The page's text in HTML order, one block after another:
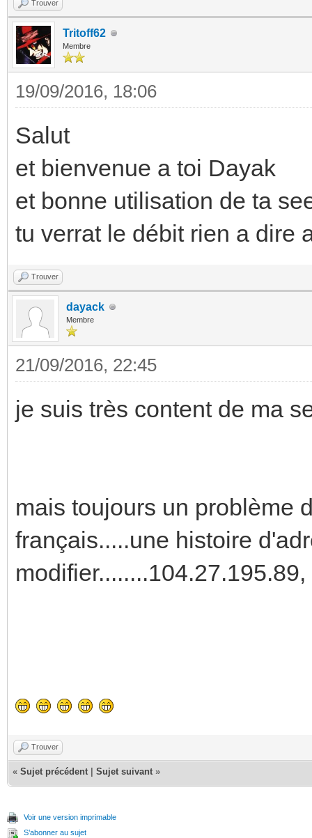
Trouver
Tritoff62
Membre
19/09/2016, 18:06
Salut
et bienvenue a toi Dayak
et bonne utilisation de ta
tu verrat le débit rien a dire
Trouver
dayack
Membre
21/09/2016, 22:45
je suis très content de ma
mais toujours un problème
français.....une histoire
Trouver
« Sujet précédent Sujet suivant »
Voir une version imprimable
S’abonner au sujet